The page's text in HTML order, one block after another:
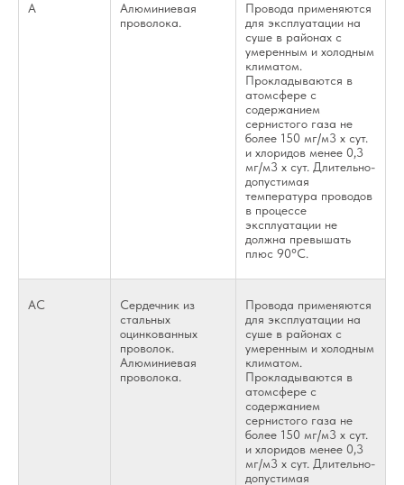
А
Алюминиевая
проволока.
Провода применяются
для эксплуатации на
суше в районах с
умеренным и холодным
климатом.
Прокладываются в
атомсфере с
содержанием
сернистого газа не
более 150 мг/м3 х сут.
и хлоридов менее 0,3
мг/м3 х сут. Длительно-
допустимая
температура проводов
в процессе
эксплуатации не
должна превышать
плюс 90°С.
АС
Сердечник из
стальных
оцинкованных
проволок.
Алюминиевая
проволока.
Провода применяются
для эксплуатации на
суше в районах с
умеренным и холодным
климатом.
Прокладываются в
атомсфере с
содержанием
сернистого газа не
более 150 мг/м3 х сут.
и хлоридов менее 0,3
мг/м3 х сут. Длительно-
допустимая